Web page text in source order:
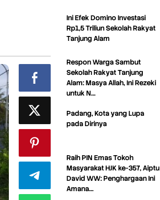
Ini Efek Domino Investasi
Rp1,5 Triliun Sekolah Rakyat
Tanjung Alam
Respon Warga Sambut
Sekolah Rakyat Tanjung
Alam: Masya Allah, Ini Rezeki
untuk N…
Padang, Kota yang Lupa
pada Dirinya
Raih PIN Emas Tokoh
Masyarakat HJK ke-357, Aiptu
David WW: Penghargaan Ini
Amana…